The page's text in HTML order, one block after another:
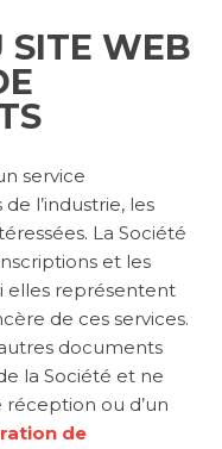
SITE WEB
service
l’industrie, les
La Société
et les
elles représentent
de ces services.
documents
la Société et ne
réception ou d’un
de